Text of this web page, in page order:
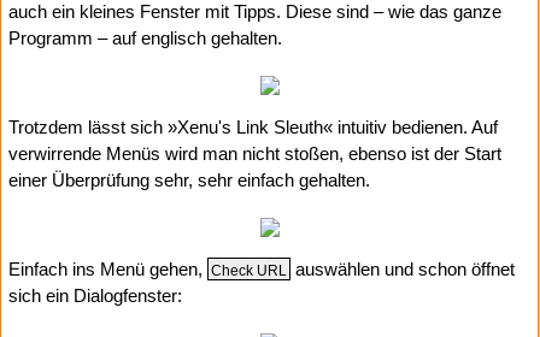
auch ein kleines Fenster mit Tipps. Diese sind – wie das ganze
Programm – auf englisch gehalten.
Trotzdem lässt sich »Xenu's Link Sleuth« intuitiv bedienen. Auf
verwirrende Menüs wird man nicht stoßen, ebenso ist der Start
einer Überprüfung sehr, sehr einfach gehalten.
Einfach ins Menü gehen, Check URL auswählen und schon öffnet
sich ein Dialogfenster: